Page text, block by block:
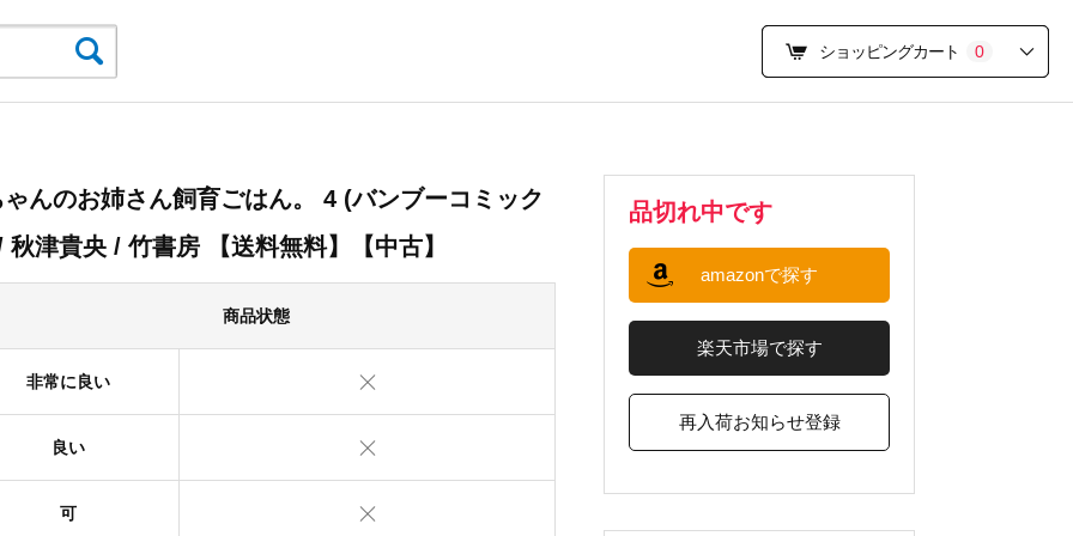
ショッピングカート 0
品切れ中です
amazonで探す
楽天市場で探す
再入荷お知らせ登録
んのお姉さん飼育ごはん。 4 (バンブーコミック
秋津貴央 / 竹書房 【送料無料】【中古】
商品状態
非常に良い
良い
可